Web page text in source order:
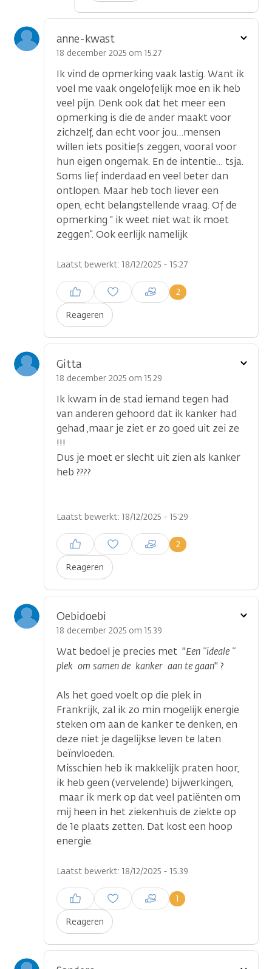
anne-kwast
18 december 2025 om 15.27
Ik vind de opmerking vaak lastig. Want ik
voel me vaak ongelofelijk moe en ik heb
veel pijn. Denk ook dat het meer een
opmerking is die de ander maakt voor
zichzelf, dan echt voor jou…mensen
willen iets positiefs zeggen, vooral voor
hun eigen ongemak. En de intentie… tsja.
Soms lief inderdaad en veel beter dan
ontlopen. Maar heb toch liever een
open, echt belangstellende vraag. Of de
opmerking “ ik weet niet wat ik moet
zeggen”. Ook eerlijk namelijk
Laatst bewerkt: 18/12/2025 - 15:27
Reageren
2
Inloggen om een reactie te
plaatsen
Toon
Gitta
18 december 2025 om 15.29
Ik kwam in de stad iemand tegen had
van anderen gehoord dat ik kanker had
gehad ,maar je ziet er zo goed uit zei ze
!!!
Dus je moet er slecht uit zien als kanker
heb ????
Laatst bewerkt: 18/12/2025 - 15:29
Reageren
2
Inloggen om een reactie te
plaatsen
Toon
Oebidoebi
18 december 2025 om 15.39
Wat bedoel je precies met "Een ''ideale ''
plek om samen de kanker aan te gaan" ?
Als het goed voelt op die plek in
Frankrijk, zal ik zo min mogelijk energie
steken om aan de kanker te denken, en
deze niet je dagelijkse leven te laten
beïnvloeden.
Misschien heb ik makkelijk praten hoor,
ik heb geen (vervelende) bijwerkingen,
maar ik merk op dat veel patiënten om
mij heen in het ziekenhuis de ziekte op
de 1e plaats zetten. Dat kost een hoop
energie.
Laatst bewerkt: 18/12/2025 - 15:39
Reageren
1
Inloggen om een reactie te
plaatsen
Toon